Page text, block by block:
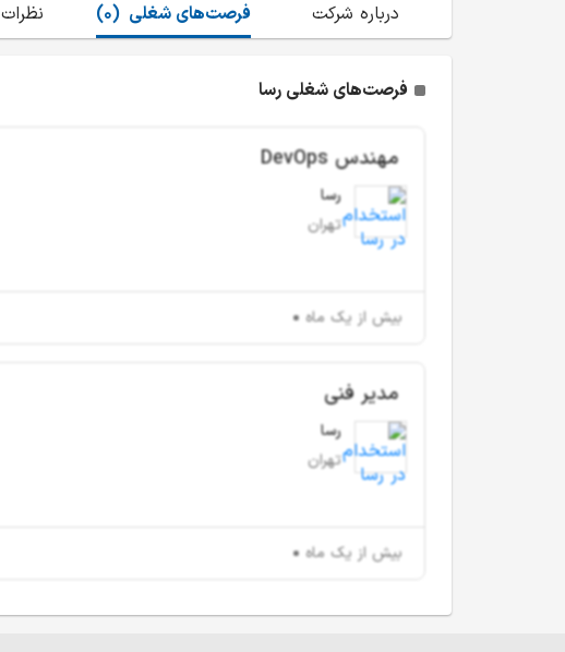
درباره شرکت (0) فرصت‌های شغلی نظرات
فرصت‌های شغلی رسا
مهندس DevOps
رسا
تهران
بیش از یک ماه
مدیر فنی
رسا
تهران
بیش از یک ماه